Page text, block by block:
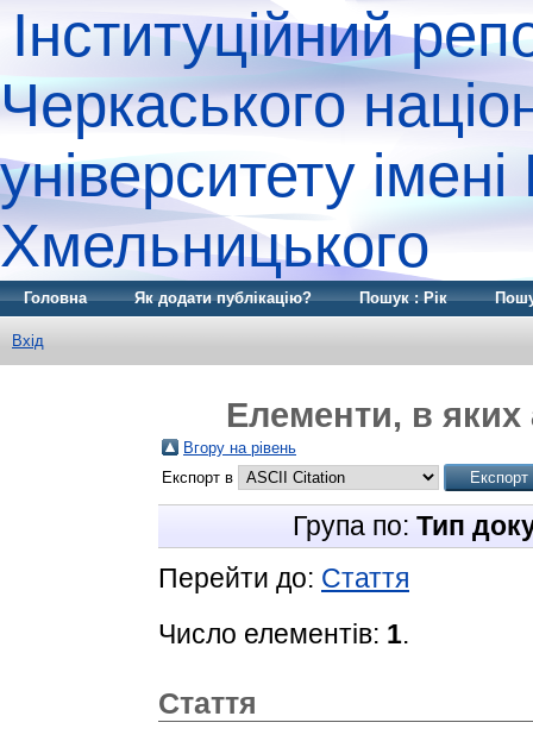
Інституційний
Черкаського
університету
Хмельницького
Головна Як додати публікацію? Пошук : Рік
Вхід
Елементи, в
Вгору на рівень
Експорт в
Група по: Тип
Перейти до: Стаття
Число елементів: 1.
Стаття